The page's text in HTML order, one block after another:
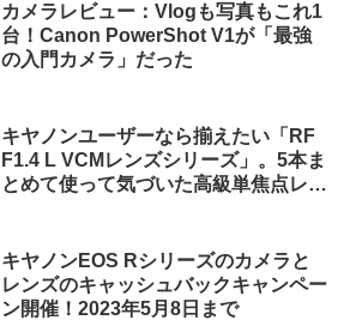
カメラレビュー：Vlogも写真もこれ1
台！Canon PowerShot V1が「最強
の入門カメラ」だった
キヤノンユーザーなら揃えたい「RF
F1.4 L VCMレンズシリーズ」。5本ま
とめて使って気づいた高級単焦点レン
キヤノンEOS Rシリーズのカメラと
レンズのキャッシュバックキャンペー
ン開催！2023年5月8日まで